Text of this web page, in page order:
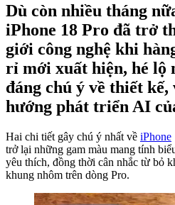
Dù còn nhiều tháng
iPhone 18 Pro đã trở
giới công nghệ khi
rỉ mới xuất hiện, hé lộ
đáng chú ý về thiết
hướng phát triển AI
Hai chi tiết gây chú ý nhất về iPhone
trở lại những gam màu mang tính
yêu thích, đồng thời cân nhắc từ bỏ
khung nhôm trên dòng Pro.